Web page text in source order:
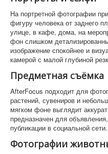
На портретной фотографии
фигуру человека от заднего
улице, в кафе, дома, на
фон слишком
изображение спокойнее и
камерой с малой глубиной
Предметная съёмка
AfterFocus подходит для
растений, сувениров и
мягком фоне выглядит
предназначен для
публикации в социальной сети.
Фотографии